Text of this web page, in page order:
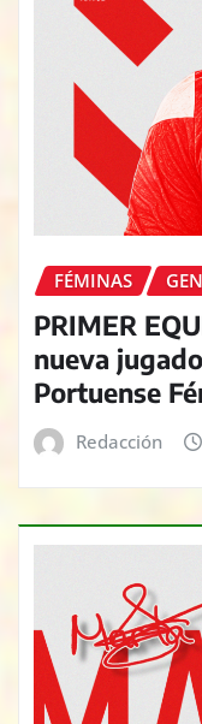
FÉMINAS
PRIMER
nueva
Portuense
Redacción